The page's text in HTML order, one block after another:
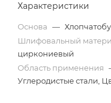
Характеристики
Основа —
Шлифовальный
циркониевый
Область применения
Углеродистые стали,